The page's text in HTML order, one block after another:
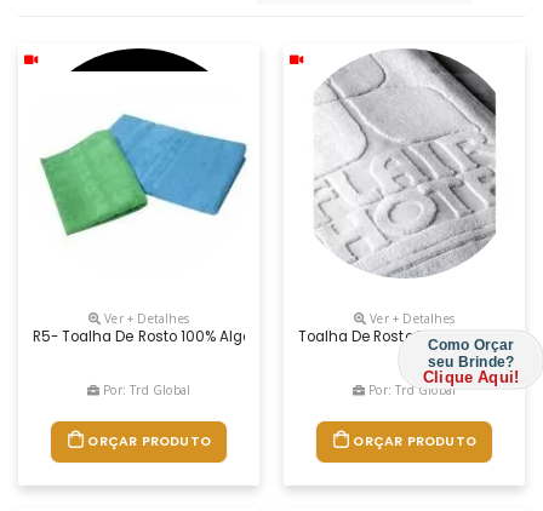
Ver + Detalhes
R5- Toalha De Rosto 100% Algodão Com Dimensões De 80 X 40 Cm,
Por: Trd Global
ORÇAR PRODUTO
Ver + Detalhes
Toalha De Rosto 100% Algodão
Por: Trd Global
ORÇAR PRODUTO
Como Orçar
seu Brinde?
Clique Aqui!